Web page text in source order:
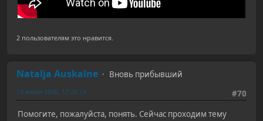
2 пользователям это нравится.
Natalja Auskalne
Вновь прибывший
#70
13 июня 2026, 17:26:14
Помогите, пожалуйста, понять. Сейчас проходим тему